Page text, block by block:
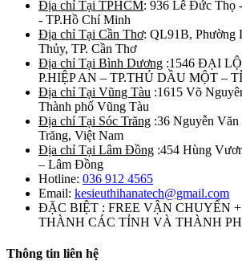
Địa chỉ Tại TPHCM: 936 Lê Đức Thọ
- TP.Hồ Chí Minh
Địa chỉ Tại Cần Thơ: QL91B, Phường
Thủy, TP. Cần Thơ
Địa chỉ Tại Bình Dương :1546 ĐẠI
P.HIỆP AN – TP.THỦ DẦU MỘT –
Địa chỉ Tại Vũng Tàu :1615 Võ
Thành phố Vũng Tàu
Địa chỉ Tại Sóc Trăng :36 Nguyễn
Trăng, Việt Nam
Địa chỉ Tại Lâm Đồng :454 Hùng
– Lâm Đồng
Hotline: 036 912 4565
Email: kesieuthihanatech@gmail.com
ĐẶC BIỆT : FREE VẬN CHUYỂN
THÀNH CÁC TỈNH VÀ THÀNH
Thông tin liên hệ